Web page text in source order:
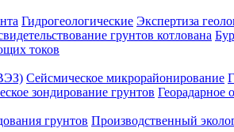
Гидрогеологические Экспертиза
грунтов котлована
токов
Сейсмическое микрорайонирование
зондирование грунтов Георадарное
грунтов Производственный